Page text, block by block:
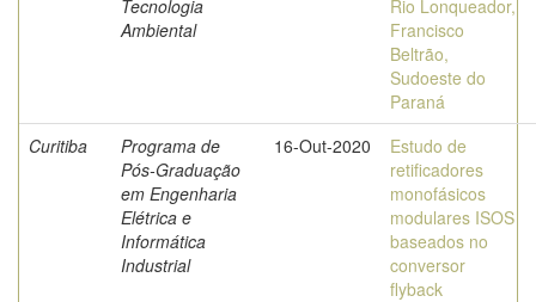
Tecnologia
Ambiental
Rio Lonqueador,
Francisco
Beltrão,
Sudoeste do
Paraná
Curitiba
Programa de
Pós-Graduação
em Engenharia
Elétrica e
Informática
Industrial
16-Out-2020
Estudo de
retificadores
monofásicos
modulares ISOS
baseados no
conversor
flyback